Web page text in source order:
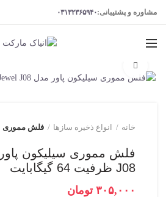
مشاوره و پشتیبانی:۰۳۱۳۲۳۶۵۹۴۰
خانه انواع ذخیره سازها فلش مموری
J08 ظرفیت 64 گیگابایت
تومان